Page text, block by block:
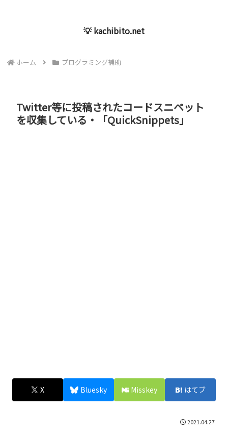
💡 kachibito.net
ホーム プログラミング補助
Twitter等に投稿されたコードスニペット
を収集している・「QuickSnippets」
X Bluesky Misskey はてブ
2021.04.27